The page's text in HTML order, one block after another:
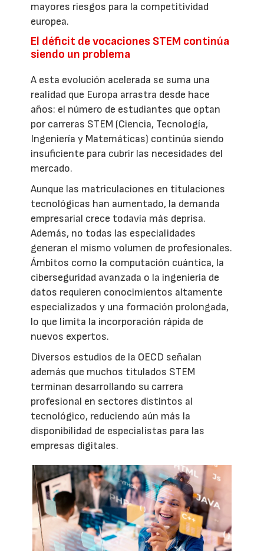
mayores riesgos para la competitividad
europea.
El déficit de vocaciones STEM continúa
siendo un problema
A esta evolución acelerada se suma una
realidad que Europa arrastra desde hace
años: el número de estudiantes que optan
por carreras STEM (Ciencia, Tecnología,
Ingeniería y Matemáticas) continúa siendo
insuficiente para cubrir las necesidades del
mercado.
Aunque las matriculaciones en titulaciones
tecnológicas han aumentado, la demanda
empresarial crece todavía más deprisa.
Además, no todas las especialidades
generan el mismo volumen de profesionales.
Ámbitos como la computación cuántica, la
ciberseguridad avanzada o la ingeniería de
datos requieren conocimientos altamente
especializados y una formación prolongada,
lo que limita la incorporación rápida de
nuevos expertos.
Diversos estudios de la OECD señalan
además que muchos titulados STEM
terminan desarrollando su carrera
profesional en sectores distintos al
tecnológico, reduciendo aún más la
disponibilidad de especialistas para las
empresas digitales.